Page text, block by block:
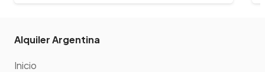
Alquiler Argentina
Inicio